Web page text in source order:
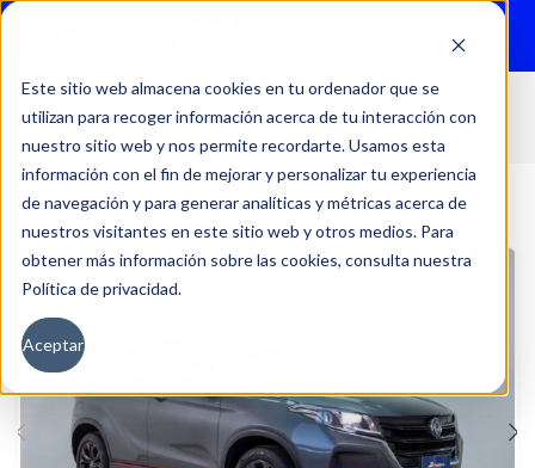
Este sitio web almacena cookies en tu ordenador que se
utilizan para recoger información acerca de tu interacción con
nuestro sitio web y nos permite recordarte. Usamos esta
información con el fin de mejorar y personalizar tu experiencia
de navegación y para generar analíticas y métricas acerca de
nuestros visitantes en este sitio web y otros medios. Para
obtener más información sobre las cookies, consulta nuestra
Política de privacidad.
Aceptar
Inicio Autos